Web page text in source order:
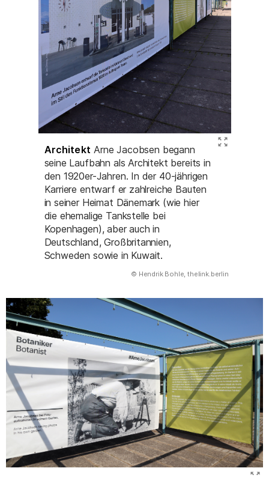
Architekt Arne Jacobsen begann
seine Laufbahn als Architekt bereits in
den 1920er-Jahren. In der 40-jährigen
Karriere entwarf er zahlreiche Bauten
in seiner Heimat Dänemark (wie hier
die ehemalige Tankstelle bei
Kopenhagen), aber auch in
Deutschland, Großbritannien,
Schweden sowie in Kuwait.
© Hendrik Bohle, thelink.berlin